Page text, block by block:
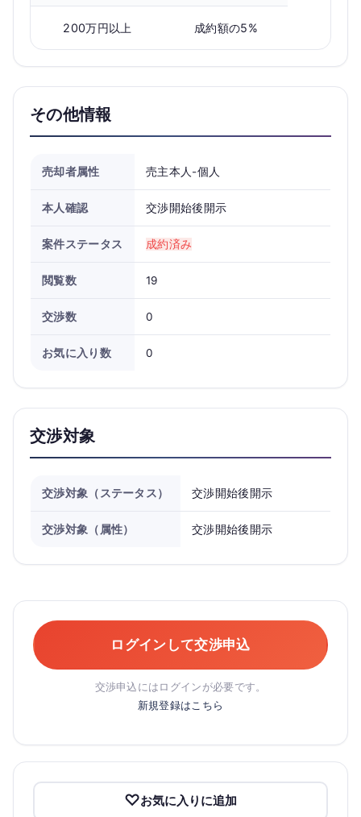
200万円以上 成約額の5%
その他情報
売却者属性 売主本人-個人
本人確認 交渉開始後開示
案件ステータス 成約済み
閲覧数 19
交渉数 0
お気に入り数 0
交渉対象
交渉対象（ステータス） 交渉開始後開示
交渉対象（属性） 交渉開始後開示
ログインして交渉申込
交渉申込にはログインが必要です。
新規登録はこちら
お気に入りに追加